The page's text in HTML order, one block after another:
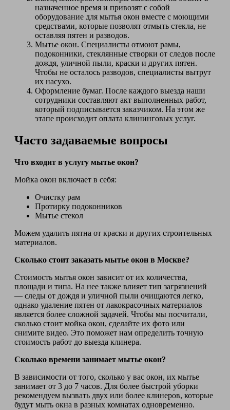
назначенное время и привозят с собой
оборудование для мытья окон вместе с моющими
средствами, которые позволят отмыть стекла, не
оставляя пятен и разводов.
Мытье окон. Специалисты отмоют рамы,
подоконники, стеклянные створки от следов после
дождя, уличной пыли, краски и других пятен.
Чтобы не осталось разводов, специалисты вытрут
их насухо.
Оформление бумаг. После каждого выезда наши
сотрудники составляют акт выполненных работ,
который подписывается заказчиком. На этом же
этапе происходит оплата клининговых услуг.
Часто задаваемые вопросы
Что входит в услугу мытье окон?
Мойка окон включает в себя:
Очистку рам
Протирку подоконников
Мытье стекол
Можем удалить пятна от краски и других строительных
материалов.
Сколько стоит заказать мытье окон в Москве?
Стоимость мытья окон зависит от их количества,
площади и типа. На нее также влияет тип загрязнений
— следы от дождя и уличной пыли очищаются легко,
однако удаление пятен от лакокрасочных материалов
является более сложной задачей. Чтобы мы посчитали,
сколько стоит мойка окон, сделайте их фото или
снимите видео. Это поможет нам определить точную
стоимость работ до выезда клинера.
Сколько времени занимает мытье окон?
В зависимости от того, сколько у вас окон, их мытье
занимает от 3 до 7 часов. Для более быстрой уборки
рекомендуем вызвать двух или более клинеров, которые
будут мыть окна в разных комнатах одновременно.